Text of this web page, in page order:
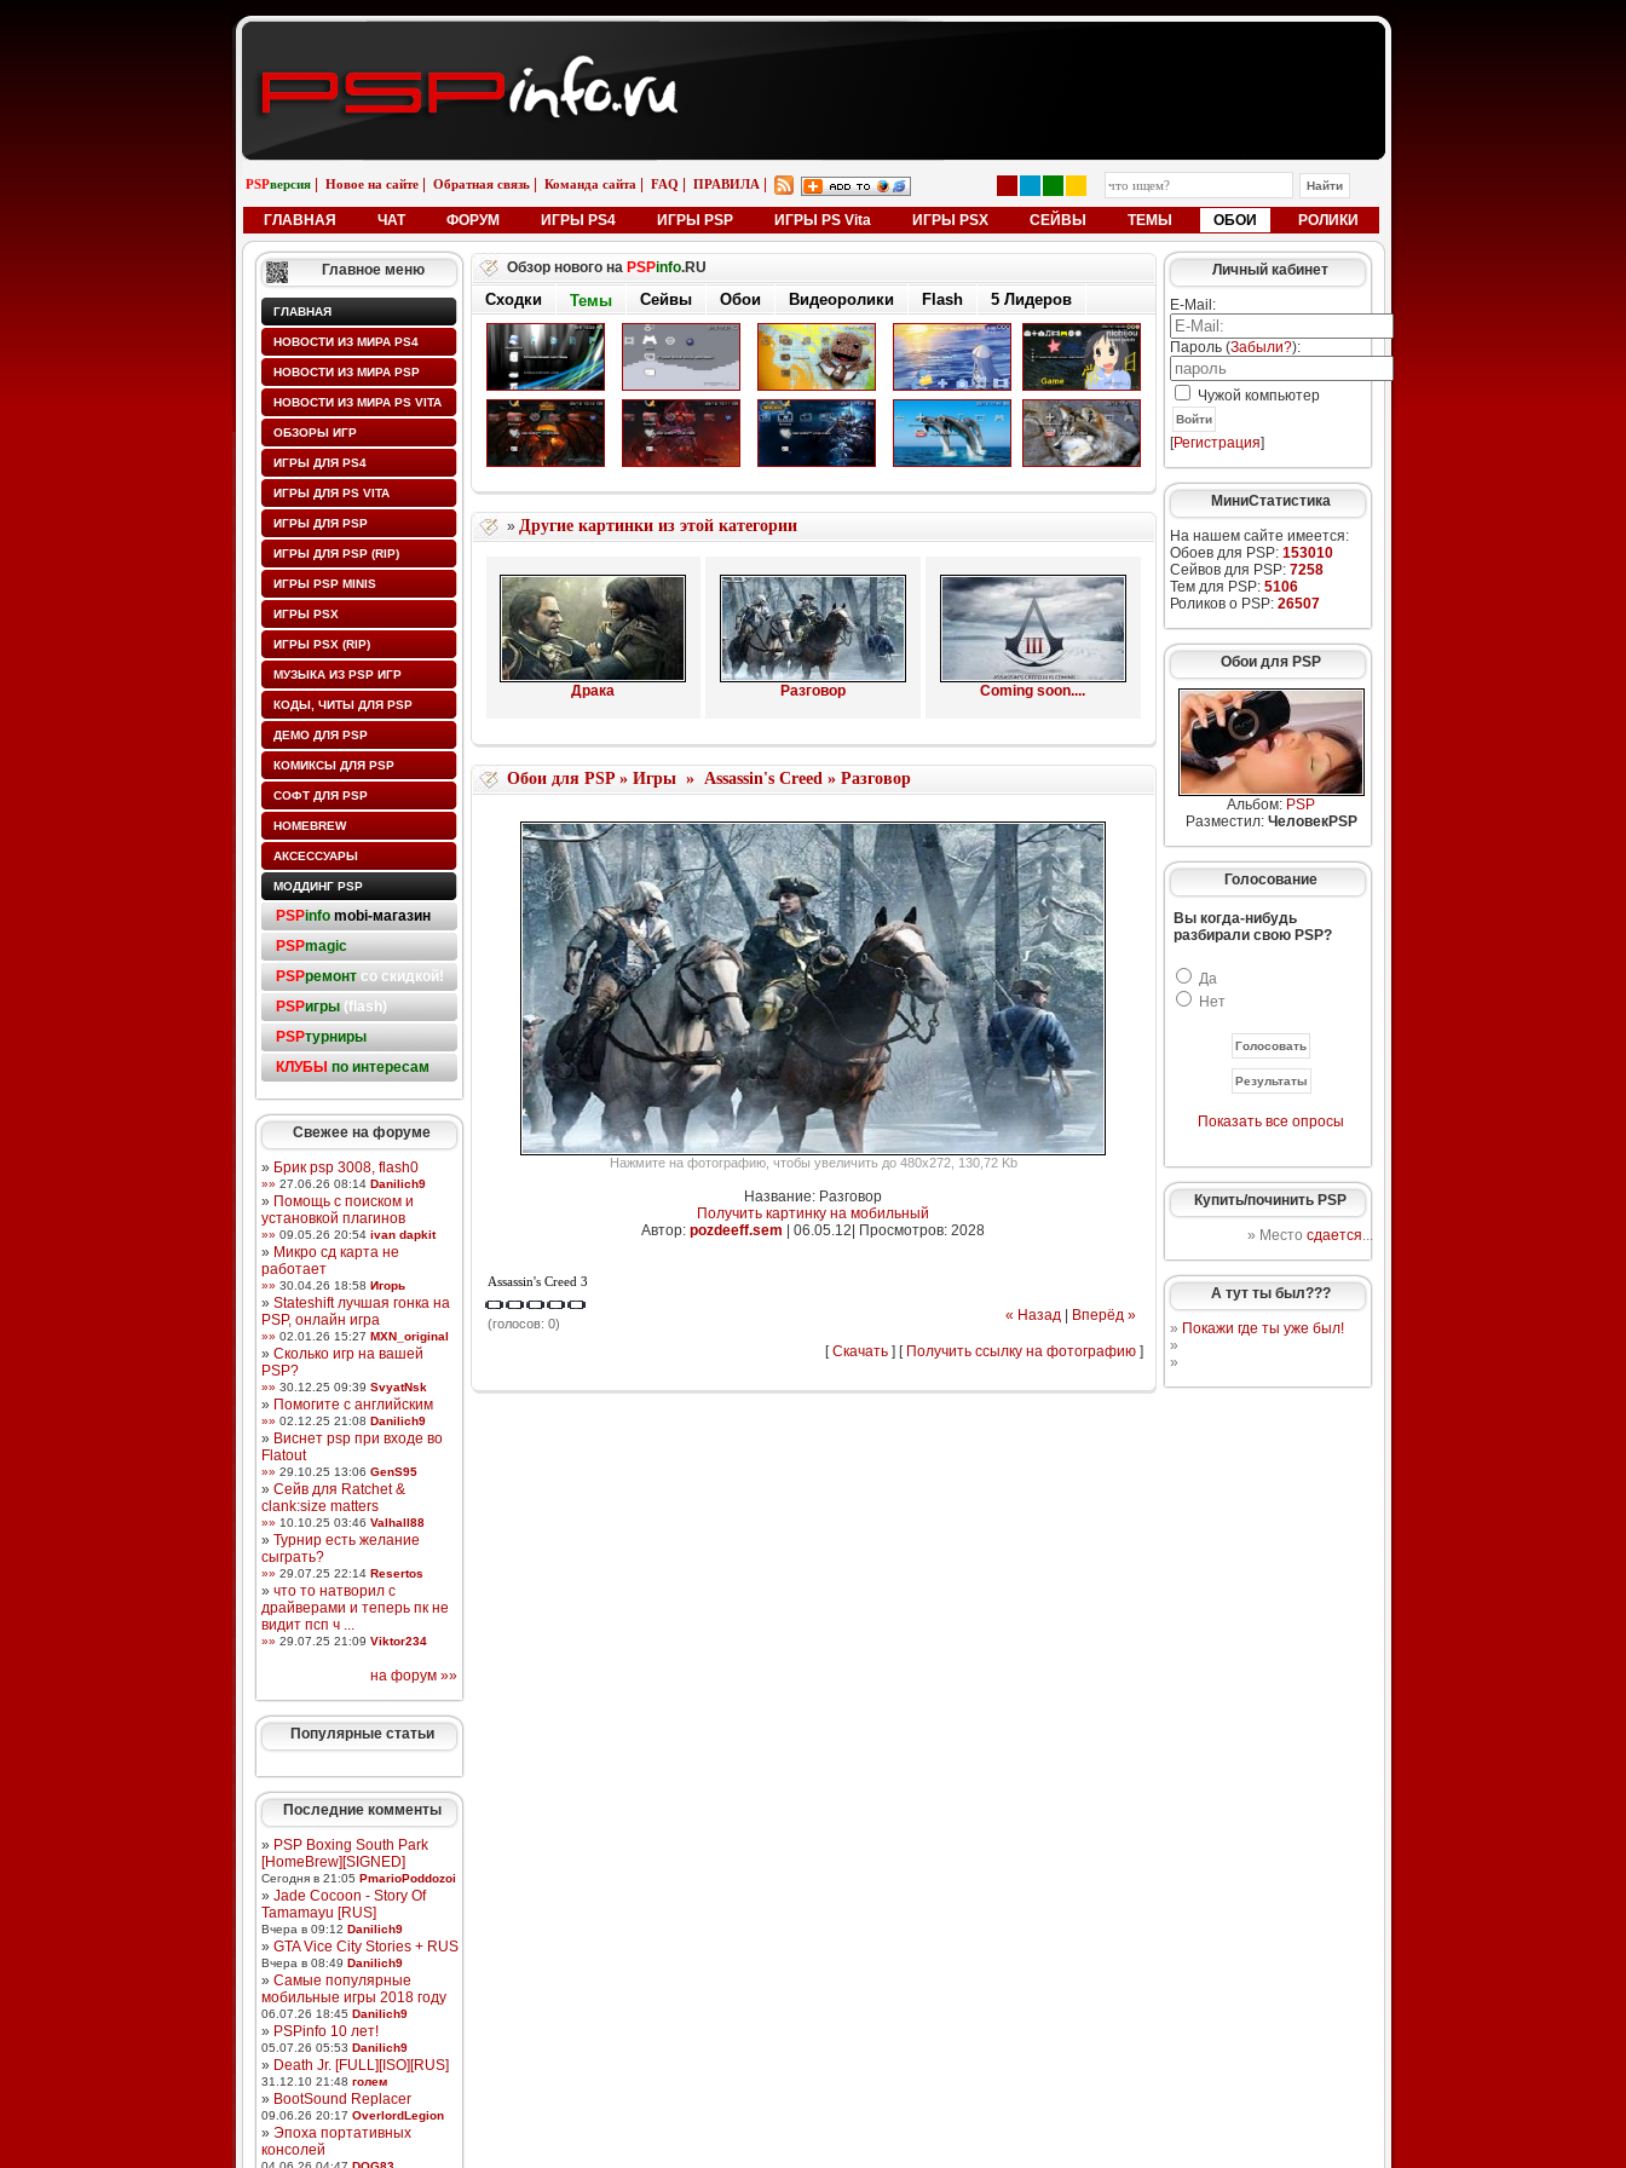
PSPверсия Новое на сайте Обратная связь Команда сайта FAQ ПРАВИЛА
ГЛАВНАЯ ЧАТ ФОРУМ ИГРЫ PS4 ИГРЫ PSP ИГРЫ PS Vita ИГРЫ PSX СЕЙВЫ ТЕМЫ ОБОИ РОЛИКИ
Главное меню
ГЛАВНАЯ
НОВОСТИ ИЗ МИРА PS4
НОВОСТИ ИЗ МИРА PSP
НОВОСТИ ИЗ МИРА PS VITA
ОБЗОРЫ ИГР
ИГРЫ ДЛЯ PS4
ИГРЫ ДЛЯ PS VITA
ИГРЫ ДЛЯ PSP
ИГРЫ ДЛЯ PSP (RIP)
ИГРЫ PSP MINIS
ИГРЫ PSX
ИГРЫ PSX (RIP)
МУЗЫКА ИЗ PSP ИГР
КОДЫ, ЧИТЫ ДЛЯ PSP
ДЕМО ДЛЯ PSP
КОМИКСЫ ДЛЯ PSP
СОФТ ДЛЯ PSP
HOMEBREW
АКСЕССУАРЫ
МОДДИНГ PSP
PSPinfo mobi-магазин
PSPmagic
PSPремонтсо скидкой!
PSPигры(flash)
PSPтурниры
КЛУБЫ по интересам
Свежее на форуме
» Брик psp 3008, flash0
»» 27.06.26 08:14 Danilich9
» Помощь с поиском и
установкой плагинов
»» 09.05.26 20:54 ivan dapkit
» Микро сд карта не
работает
»» 30.04.26 18:58 Игорь
» Stateshift лучшая гонка на
PSP, онлайн игра
»» 02.01.26 15:27 MXN_original
» Сколько игр на вашей
PSP?
»» 30.12.25 09:39 SvyatNsk
» Помогите с английским
»» 02.12.25 21:08 Danilich9
» Виснет psp при входе во
Flatout
»» 29.10.25 13:06 GenS95
» Сейв для Ratchet &
clank:size matters
»» 10.10.25 03:46 Valhall88
» Турнир есть желание
сыграть?
»» 29.07.25 22:14 Resertos
» что то натворил с
драйверами и теперь пк не
видит псп ч ...
»» 29.07.25 21:09 Viktor234
на форум »»
Популярные статьи
Последние комменты
» PSP Boxing South Park
[HomeBrew][SIGNED]
Сегодня в 21:05 PmarioPoddozoi
» Jade Cocoon - Story Of
Tamamayu [RUS]
Вчера в 09:12 Danilich9
» GTA Vice City Stories + RUS
Вчера в 08:49 Danilich9
» Самые популярные
мобильные игры 2018 году
06.07.26 18:45 Danilich9
» PSPinfo 10 лет!
05.07.26 05:53 Danilich9
» Death Jr. [FULL][ISO][RUS]
31.12.10 21:48 голем
» BootSound Replacer
09.06.26 20:17 OverlordLegion
» Эпоха портативных
консолей
Обзор нового на PSPinfo.RU
Сходки Темы Сейвы Обои Видеоролики Flash 5 Лидеров
» Другие картинки из этой категории
Драка Разговор Coming soon....
Обои для PSP» Игры» Assassin's Creed» Разговор
Нажмите на фотографию, чтобы увеличить до 480x272, 130,72 Kb
Название: Разговор
Получить картинку на мобильный
Автор: pozdeeff.sem 06.05.12| Просмотров: 2028
Assassin's Creed 3
(голосов: 0) « Назад| Вперёд »
[Скачать] [ Получить ссылку на фотографию]
Личный кабинет
E-Mail:
Пароль (Забыли?):
Чужой компьютер
Войти
[Регистрация]
МиниСтатистика
На нашем сайте имеется:
Обоев для PSP: 153010
Сейвов для PSP: 7258
Тем для PSP: 5106
Роликов о PSP: 26507
Обои для PSP
Альбом: PSP
Разместил: ЧеловекPSP
Голосование
Вы когда-нибудь
разбирали свою PSP?
Да
Нет
Показать все опросы
Купить/починить PSP
» Место сдается...
А тут ты был???
» Покажи где ты уже был!
»
»